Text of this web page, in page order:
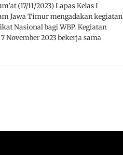
(17/11/2023) Lapas Kelas I
Jawa Timur mengadakan kegiatan
Nasional bagi WBP. Kegiatan
November 2023 bekerja sama